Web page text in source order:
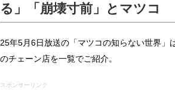
る」「崩壊寸前」とマツコ
25年5月6日放送の「マツコの知らない世界」
のチェーン店を一覧でご紹介。
スポンサーリンク